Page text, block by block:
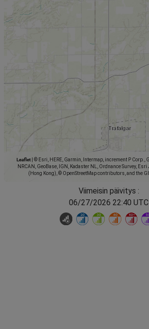
Leaflet
© Esri, HERE, Garmin, Intermap, increment P Corp.,
NRCAN, GeoBase, IGN, Kadaster NL, Ordnance Survey,
(Hong Kong), © OpenStreetMap contributors, and the
Viimeisin päivitys :
06/27/2026 22:40 UTC